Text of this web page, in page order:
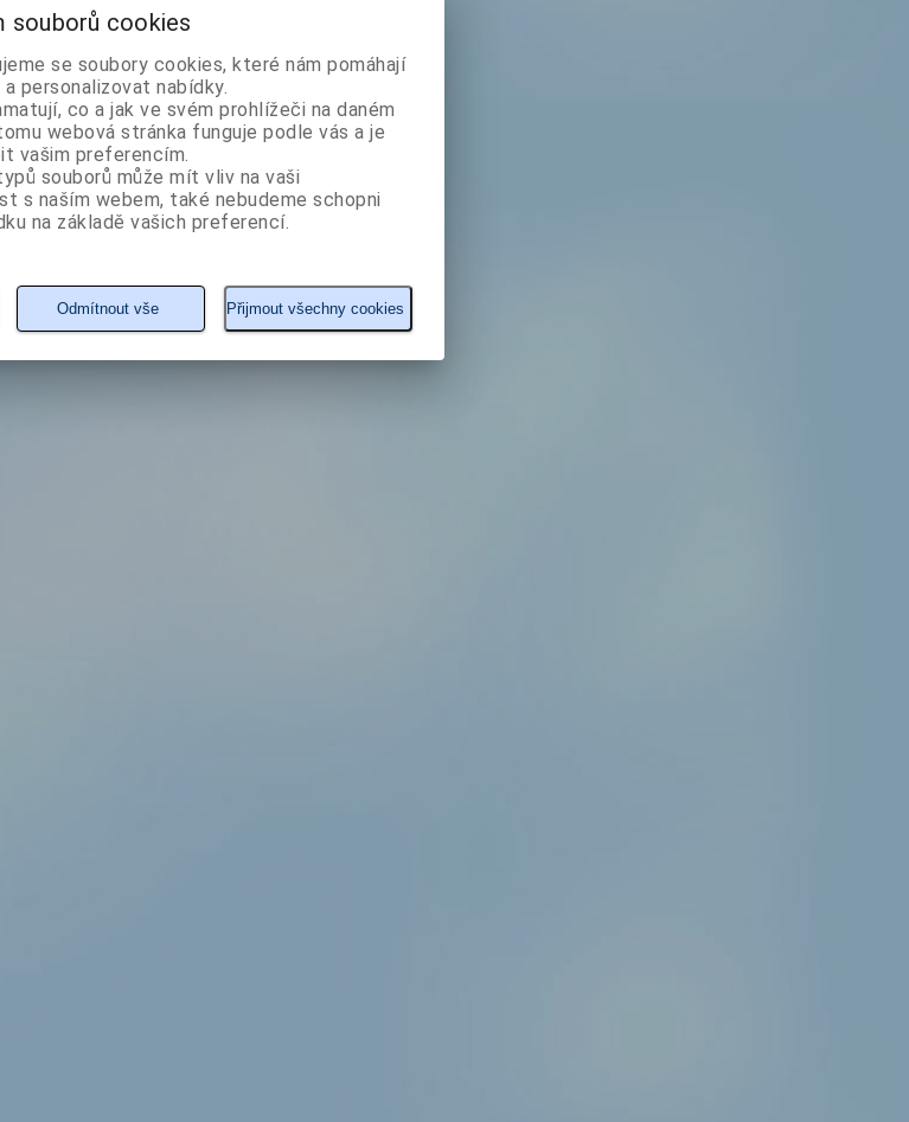
souborů cookies
se soubory cookies, které nám pomáhají
personalizovat nabídky.
co a jak ve svém prohlížeči na daném
webová stránka funguje podle vás a je
vašim preferencím.
souborů může mít vliv na vaši
s naším webem, také nebudeme schopni
na základě vašich preferencí.
Odmítnout vše Přijmout všechny cookies